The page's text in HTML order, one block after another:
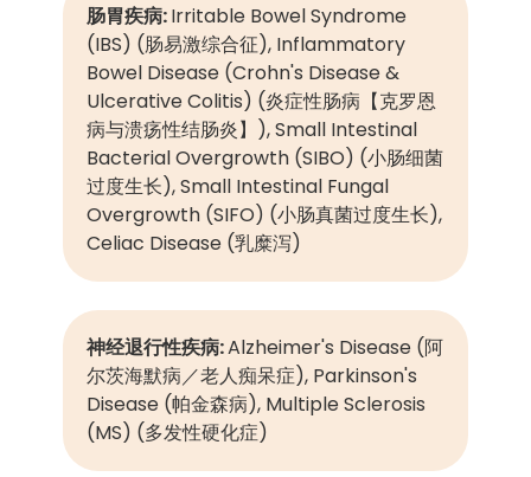
肠胃疾病:Irritable Bowel Syndrome
(IBS) (肠易激综合征), Inflammatory
Bowel Disease (Crohn's Disease &
Ulcerative Colitis) (炎症性肠病【克罗恩
病与溃疡性结肠炎】), Small Intestinal
Bacterial Overgrowth (SIBO) (小肠细菌
过度生长), Small Intestinal Fungal
Overgrowth (SIFO) (小肠真菌过度生长),
Celiac Disease (乳糜泻)
神经退行性疾病:Alzheimer's Disease (阿
尔茨海默病／老人痴呆症), Parkinson's
Disease (帕金森病), Multiple Sclerosis
(MS) (多发性硬化症)